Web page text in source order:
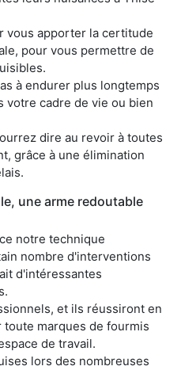
vous apporter la certitude
pour vous permettre de
à endurer plus longtemps
votre cadre de vie ou bien
dire au revoir à toutes
grâce à une élimination
une arme redoutable
notre technique
nombre d'interventions
d'intéressantes
et ils réussiront en
marques de fourmis
de travail.
lors des nombreuses